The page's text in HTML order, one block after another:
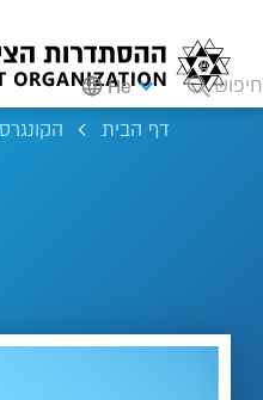
חיפוש He
דף הבית